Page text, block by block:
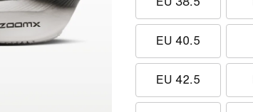
EU 40.5
EU 42.5